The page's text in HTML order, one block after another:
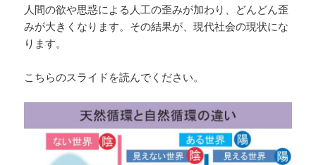
人間の欲や思惑による人工の歪みが加わり、どんどん歪
みが大きくなります。その結果が、現代社会の現状にな
ります。
こちらのスライドを読んでください。